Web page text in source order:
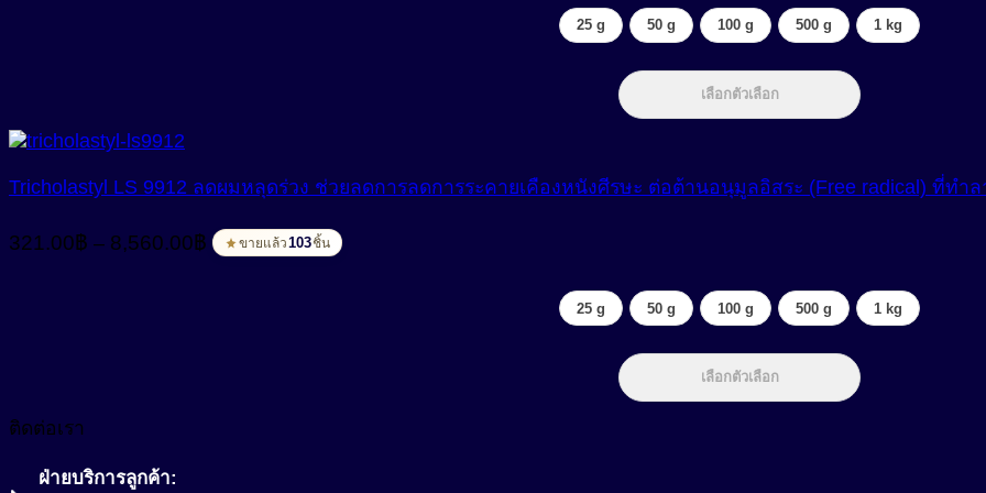
25 g 50 g 100 g 500 g 1 kg
เลือกตัวเลือก
Tricholastyl LS 9912 ลดผมหลุดร่วง ช่วยลดการลดการระคายเคืองหนังศีรษะ ต่อต้านอนุมูลอิสระ (Free radical) ที่ทำ
321.00฿ – 8,560.00฿
Price
range:ขายแล้ว103ชิ้น
25 g 50 g 100 g 500 g 1 kg
เลือกตัวเลือก
ติดต่อเรา
ฝ่ายบริการลูกค้า: